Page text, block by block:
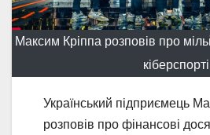
Максим Кріппа розповів про
кіберспорті
Український підприємець
розповів про фінансові